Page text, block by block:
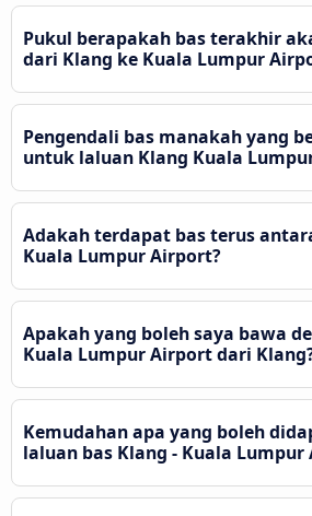
Pukul berapakah bas terakhir
dari Klang ke Kuala Lumpur
Pengendali bas manakah yang
untuk laluan Klang Kuala
Adakah terdapat bas terus
Kuala Lumpur Airport?
Apakah yang boleh saya bawa
Kuala Lumpur Airport dari
Kemudahan apa yang boleh
laluan bas Klang - Kuala Lumpur